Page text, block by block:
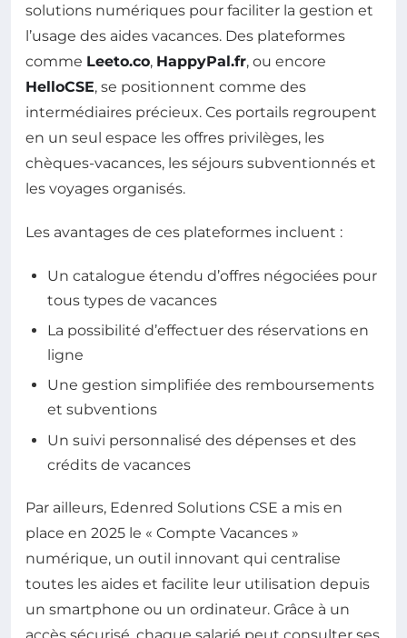
solutions numériques pour faciliter la gestion et
l’usage des aides vacances. Des plateformes
comme Leeto.co, HappyPal.fr, ou encore
HelloCSE, se positionnent comme des
intermédiaires précieux. Ces portails regroupent
en un seul espace les offres privilèges, les
chèques-vacances, les séjours subventionnés et
les voyages organisés.
Les avantages de ces plateformes incluent :
Un catalogue étendu d’offres négociées pour
tous types de vacances
La possibilité d’effectuer des réservations en
ligne
Une gestion simplifiée des remboursements
et subventions
Un suivi personnalisé des dépenses et des
crédits de vacances
Par ailleurs, Edenred Solutions CSE a mis en
place en 2025 le « Compte Vacances »
numérique, un outil innovant qui centralise
toutes les aides et facilite leur utilisation depuis
un smartphone ou un ordinateur. Grâce à un